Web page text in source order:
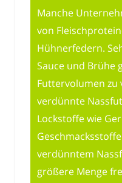
Manche
von
Hühnerfedern.
Sauce und Brühe
Futtervolumen zu
verdünnte
Lockstoffe wie
verdünntem
größere Menge